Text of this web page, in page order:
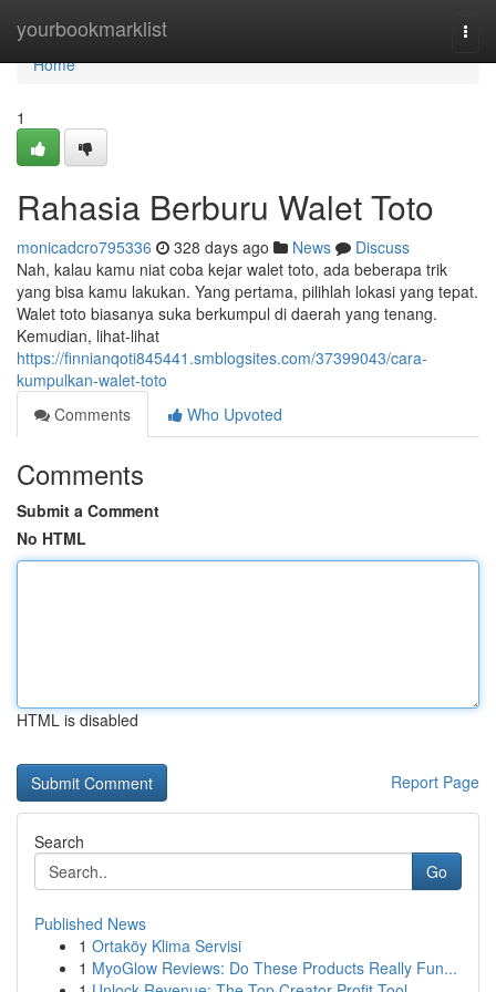
yourbookmarklist
Home
Home
1
Rahasia Berburu Walet Toto
monicadcro795336 328 days ago News
Discuss
Nah, kalau kamu niat coba kejar walet toto, ada beberapa trik
yang bisa kamu lakukan. Yang pertama, pilihlah lokasi yang tepat.
Walet toto biasanya suka berkumpul di daerah yang tenang.
Kemudian, lihat-lihat
https://finnianqoti845441.smblogsites.com/37399043/cara-
kumpulkan-walet-toto
Comments
Who Upvoted
Comments
Submit a Comment
No HTML
HTML is disabled
Report Page
Search
Go
Published News
1 Ortaköy Klima Servisi
1 MyoGlow Reviews: Do These Products Really Fun...